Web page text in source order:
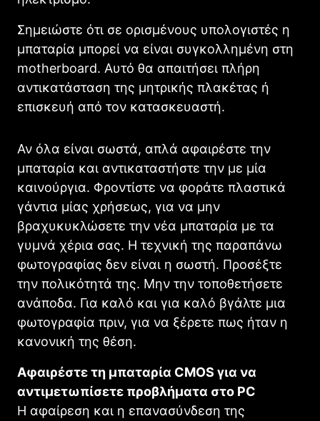
Σημειώστε ότι σε ορισμένους υπολογιστές η
μπαταρία μπορεί να είναι συγκολλημένη στη
motherboard. Αυτό θα απαιτήσει πλήρη
αντικατάσταση της μητρικής πλακέτας ή
επισκευή από τον κατασκευαστή.
Αν όλα είναι σωστά, απλά αφαιρέστε την
μπαταρία και αντικαταστήστε την με μία
καινούργια. Φροντίστε να φοράτε πλαστικά
γάντια μίας χρήσεως, για να μην
βραχυκυκλώσετε την νέα μπαταρία με τα
γυμνά χέρια σας. Η τεχνική της παραπάνω
φωτογραφίας δεν είναι η σωστή. Προσέξτε
την πολικότητά της. Μην την τοποθετήσετε
ανάποδα. Για καλό και για καλό βγάλτε μια
φωτογραφία πριν, για να ξέρετε πως ήταν η
κανονική της θέση.
Αφαιρέστε τη μπαταρία CMOS για να
αντιμετωπίσετε προβλήματα στο PC
Η αφαίρεση και η επανασύνδεση της